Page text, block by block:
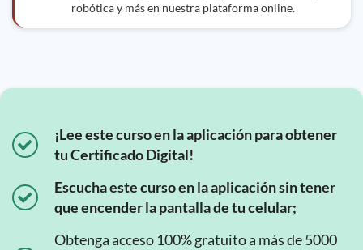
robótica y más en nuestra plataforma online.
¡Lee este curso en la aplicación para obtener
tu Certificado Digital!
Escucha este curso en la aplicación sin tener
que encender la pantalla de tu celular;
Obtenga acceso 100% gratuito a más de 5000